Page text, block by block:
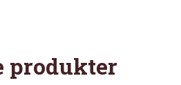
produkter